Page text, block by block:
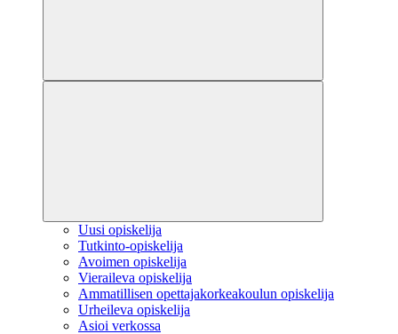
Uusi opiskelija
Tutkinto-opiskelija
Avoimen opiskelija
Vieraileva opiskelija
Ammatillisen opettajakorkeakoulun opiskelija
Urheileva opiskelija
Asioi verkossa